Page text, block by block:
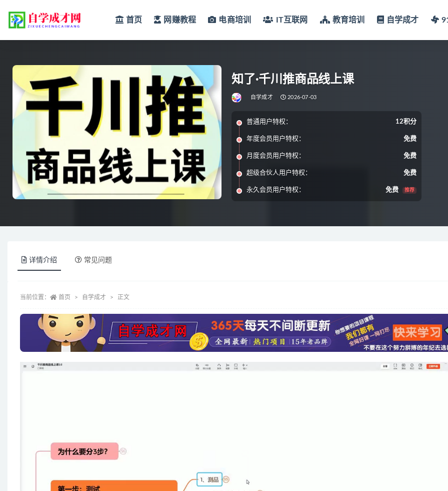
首页 网赚教程 电商培训 IT互联网 教育培训 自学成才
知了·千川推商品线上课
自学成才 2026-07-03
普通用户特权： 12积分
年度会员用户特权： 免费
月度会员用户特权： 免费
超级合伙人用户特权： 免费
永久会员用户特权： 免费 推荐
详情介绍 常见问题
当前位置： 首页 自学成才 正文